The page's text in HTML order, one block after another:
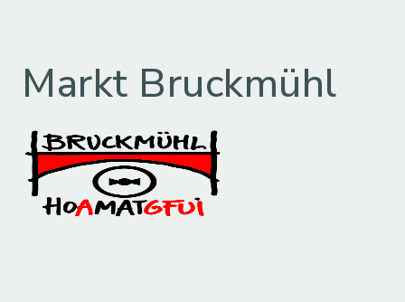
Markt Bruckmühl